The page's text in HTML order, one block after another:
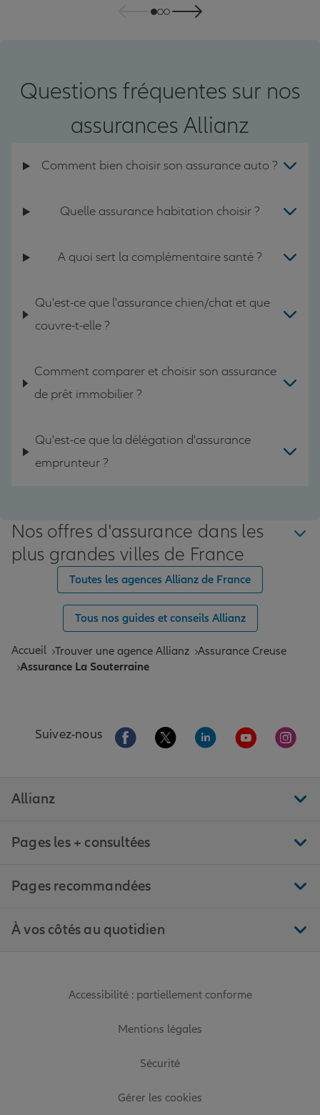
Questions fréquentes sur nos
assurances Allianz
Comment bien choisir son assurance auto ?
Quelle assurance habitation choisir ?
A quoi sert la complémentaire santé ?
Qu'est-ce que l'assurance chien/chat et que
couvre-t-elle ?
Comment comparer et choisir son assurance
de prêt immobilier ?
Qu'est-ce que la délégation d'assurance
emprunteur ?
Nos offres d'assurance dans les
plus grandes villes de France
Toutes les agences Allianz de France
Tous nos guides et conseils Allianz
Accueil Trouver une agence Allianz Assurance Creuse
Assurance La Souterraine
Suivez-nous Aller sur la page Facebook de Allianz
Aller sur la page Twitter de
Aller sur la page
Aller sur la
Aller
Allianz
Pages les + consultées
Pages recommandées
À vos côtés au quotidien
Accessibilité : partiellement conforme
Mentions légales
Sécurité
Gérer les cookies